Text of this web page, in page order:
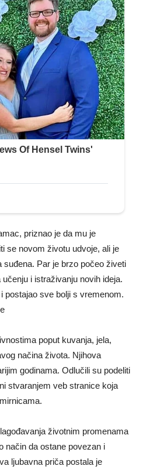
priznao je da mu je
se novom životu udvoje, ali je
suđena. Par je brzo počeo živeti
i istraživanju novih ideja.
postajao sve bolji s vremenom.
poput kuvanja, jela,
načina života. Njihova
godinama. Odlučili su podeliti
stvaranjem veb stranice koja
životnim promenama
način da ostane povezan i
ljubavna priča postala je